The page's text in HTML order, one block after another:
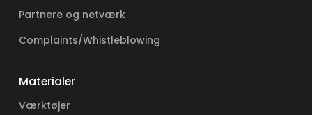
Partnere og netværk
Complaints/Whistleblowing
Materialer
Værktøjer